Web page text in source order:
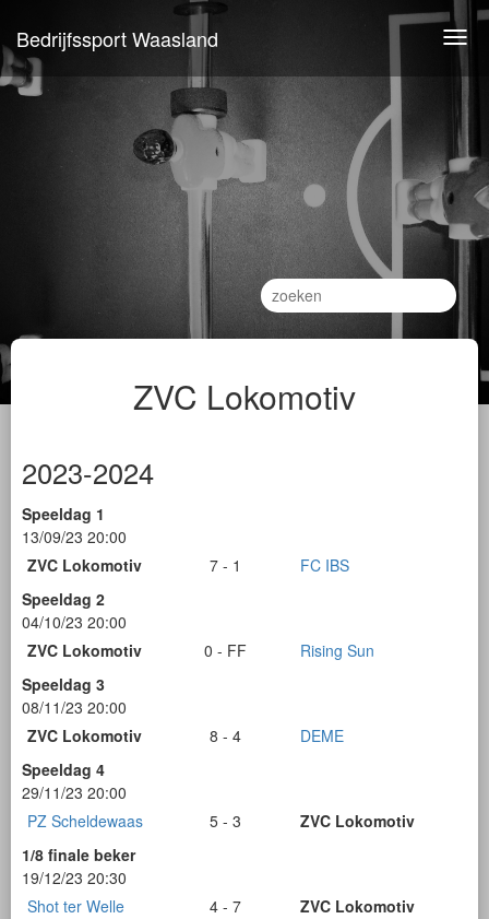
Bedrijfssport Waasland
ZVC Lokomotiv
2023-2024
Speeldag 1
13/09/23 20:00
ZVC Lokomotiv
7 - 1
FC IBS
Speeldag 2
04/10/23 20:00
ZVC Lokomotiv
0 - FF
Rising Sun
Speeldag 3
08/11/23 20:00
ZVC Lokomotiv
8 - 4
DEME
Speeldag 4
29/11/23 20:00
PZ Scheldewaas
5 - 3
ZVC Lokomotiv
1/8 finale beker
19/12/23 20:30
Shot ter Welle
4 - 7
ZVC Lokomotiv